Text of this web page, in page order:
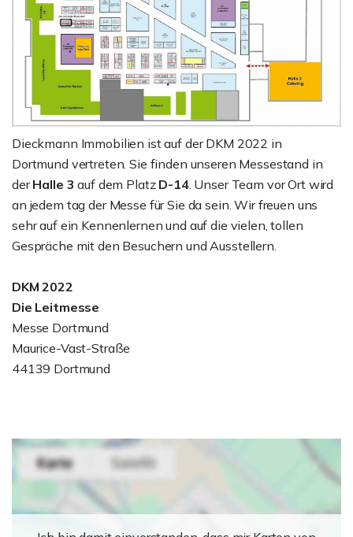
Dieckmann Immobilien ist auf der DKM 2022 in
Dortmund vertreten. Sie finden unseren Messestand in
derHalle 3 auf dem Platz D-14. Unser Team vor Ort wird
an jedem tag der Messe für Sie da sein. Wir freuen uns
sehr auf ein Kennenlernen und auf die vielen, tollen
Gespräche mit den Besuchern und Ausstellern.
DKM 2022
Die Leitmesse
Messe Dortmund
Maurice-Vast-Straße
44139 Dortmund